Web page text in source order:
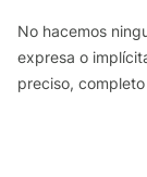
No hacemos
expresa o
preciso,